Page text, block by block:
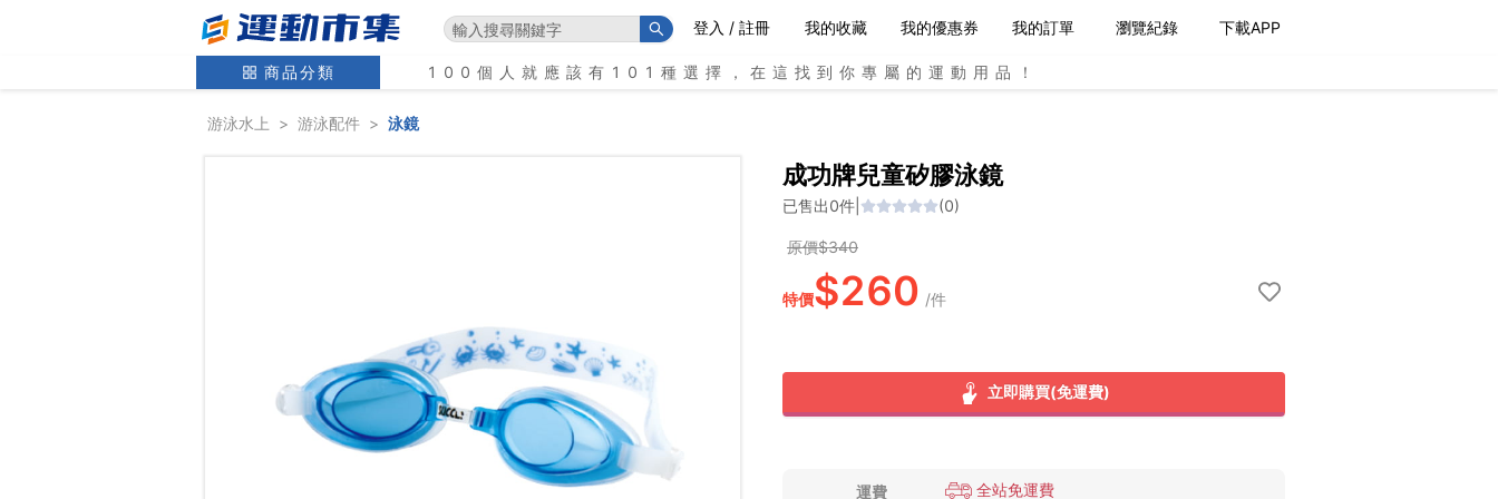
登入 / 註冊 我的收藏 我的優惠券 我的訂單 瀏覽紀錄 下載APP
商品分類 100個人就應該有101種選擇，在這找到你專屬的運動用品！
游泳水上 > 游泳配件 > 泳鏡
成功牌兒童矽膠泳鏡
已售出0件 (0)
原價$340
特價$260 /件
立即購買(免運費)
運費 全站免運費